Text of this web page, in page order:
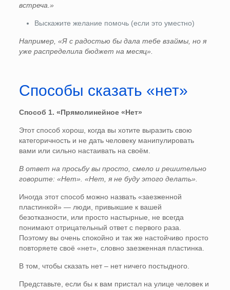
встреча.»
Выскажите желание помочь (если это уместно)
Например, «Я с радостью бы дала тебе взаймы, но я
уже распределила бюджет на месяц».
Способы сказать «нет»
Способ 1. «Прямолинейное «Нет»
Этот способ хорош, когда вы хотите выразить свою
категоричность и не дать человеку манипулировать
вами или сильно настаивать на своём.
В ответ на просьбу вы просто, смело и решительно
говорите: «Нет». «Нет, я не буду этого делать».
Иногда этот способ можно назвать «заезженной
пластинкой» — люди, привыкшие к вашей
безотказности, или просто настырные, не всегда
понимают отрицательный ответ с первого раза.
Поэтому вы очень спокойно и так же настойчиво просто
повторяете своё «нет», словно заезженная пластинка.
В том, чтобы сказать нет – нет ничего постыдного.
Представьте, если бы к вам пристал на улице человек и